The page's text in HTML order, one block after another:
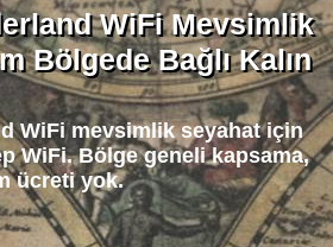
WiFi Mevsimlik
Bölgede Bağlı Kalın
WiFi mevsimlik seyahat için
WiFi. Bölge geneli kapsama,
ücreti yok.